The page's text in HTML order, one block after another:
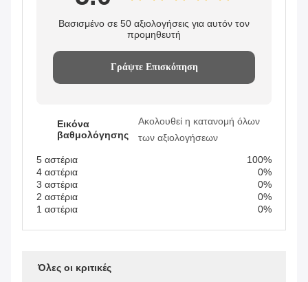
Βασισμένο σε 50 αξιολογήσεις για αυτόν τον
προμηθευτή
Γράψτε Επισκόπηση
Εικόνα
βαθμολόγησης
Ακολουθεί η κατανομή όλων
των αξιολογήσεων
5 αστέρια
100%
4 αστέρια
0%
3 αστέρια
0%
2 αστέρια
0%
1 αστέρια
0%
Όλες οι κριτικές